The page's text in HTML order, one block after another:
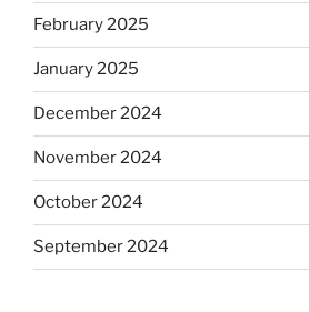
February 2025
January 2025
December 2024
November 2024
October 2024
September 2024